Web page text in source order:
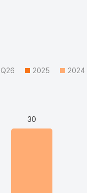
2025 2024
30